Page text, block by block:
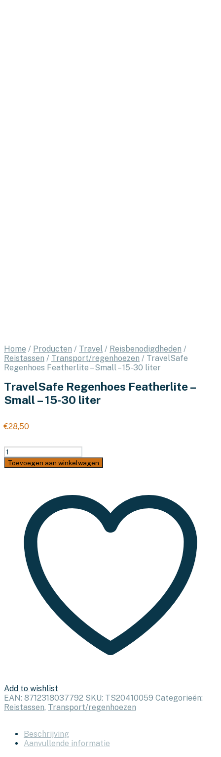
Home / Producten / Travel / Reisbenodigdheden /
Reistassen / Transport/regenhoezen / TravelSafe
Regenhoes Featherlite – Small – 15-30 liter
TravelSafe Regenhoes Featherlite –
Small – 15-30 liter
€28,50
TravelSafe
Regenhoes
Featherlite
aantal
Toevoegen aan winkelwagen
Add to wishlist
EAN: 8712318037792 SKU: TS20410059 Categorieën:
Reistassen, Transport/regenhoezen
Beschrijving
Aanvullende informatie